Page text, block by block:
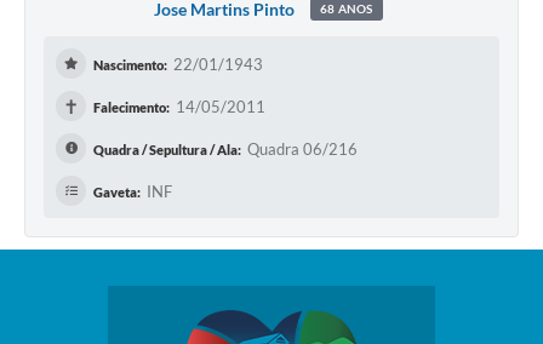
Jose Martins Pinto 68 ANOS
Nascimento: 22/01/1943
✝ Falecimento: 14/05/2011
Quadra / Sepultura / Ala: Quadra 06/216
Gaveta: INF